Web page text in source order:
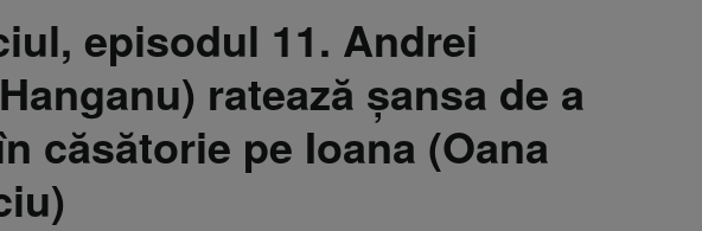
episodul 11. Andrei
ratează șansa de a
căsătorie pe Ioana (Oana